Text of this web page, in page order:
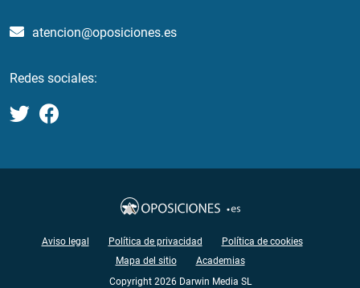
atencion@oposiciones.es
Redes sociales:
Aviso legal Política de privacidad
Política de cookies
Mapa del sitio
Academias
Copyright 2026 Darwin Media SL